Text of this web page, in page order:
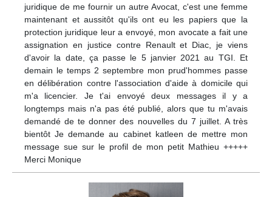
juridique de me fournir un autre Avocat, c'est une femme
maintenant et aussitôt qu'ils ont eu les papiers que la
protection juridique leur a envoyé, mon avocate a fait une
assignation en justice contre Renault et Diac, je viens
d'avoir la date, ça passe le 5 janvier 2021 au TGI. Et
demain le temps 2 septembre mon prud'hommes passe
en délibération contre l'association d'aide à domicile qui
m'a licencier. Je t'ai envoyé deux messages il y a
longtemps mais n'a pas été publié, alors que tu m'avais
demandé de te donner des nouvelles du 7 juillet. A très
bientôt Je demande au cabinet katleen de mettre mon
message sue sur le profil de mon petit Mathieu +++++
Merci Monique